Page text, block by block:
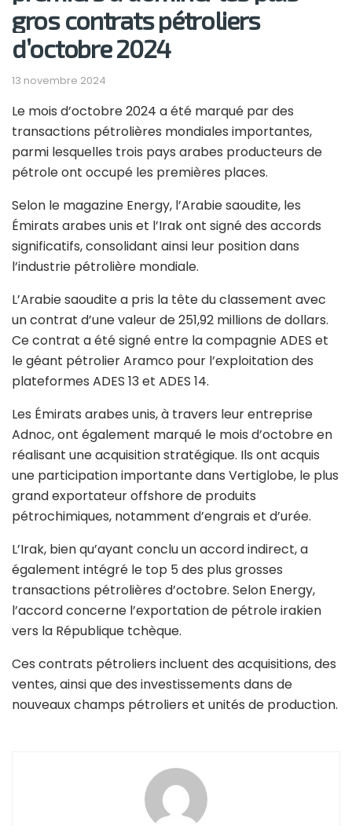
gros contrats pétroliers
d’octobre 2024
13 novembre 2024
Le mois d’octobre 2024 a été marqué par des
transactions pétrolières mondiales importantes,
parmi lesquelles trois pays arabes producteurs de
pétrole ont occupé les premières places.
Selon le magazine Energy, l’Arabie saoudite, les
Émirats arabes unis et l’Irak ont signé des accords
significatifs, consolidant ainsi leur position dans
l’industrie pétrolière mondiale.
L’Arabie saoudite a pris la tête du classement avec
un contrat d’une valeur de 251,92 millions de dollars.
Ce contrat a été signé entre la compagnie ADES et
le géant pétrolier Aramco pour l’exploitation des
plateformes ADES 13 et ADES 14.
Les Émirats arabes unis, à travers leur entreprise
Adnoc, ont également marqué le mois d’octobre en
réalisant une acquisition stratégique. Ils ont acquis
une participation importante dans Vertiglobe, le plus
grand exportateur offshore de produits
pétrochimiques, notamment d’engrais et d’urée.
L’Irak, bien qu’ayant conclu un accord indirect, a
également intégré le top 5 des plus grosses
transactions pétrolières d’octobre. Selon Energy,
l’accord concerne l’exportation de pétrole irakien
vers la République tchèque.
Ces contrats pétroliers incluent des acquisitions, des
ventes, ainsi que des investissements dans de
nouveaux champs pétroliers et unités de production.